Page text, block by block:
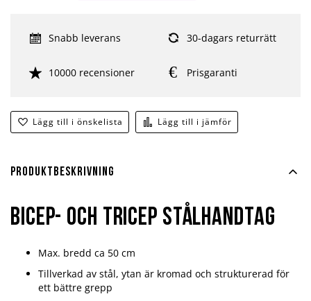
Lägg till i önskelista Lägg till i jämför
Snabb leverans 30-dagars returrätt
10000 recensioner Prisgaranti
Produktbeskrivning
Bicep- och tricep stålhandtag
Max. bredd ca 50 cm
Tillverkad av stål, ytan är kromad och strukturerad för
ett bättre grepp